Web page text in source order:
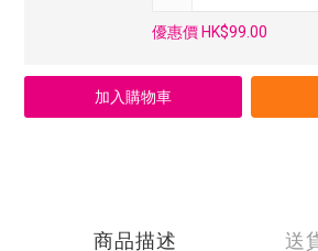
優惠價 HK$99.00
加入購物車
商品描述 送